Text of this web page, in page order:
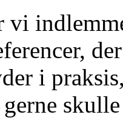
vi
i